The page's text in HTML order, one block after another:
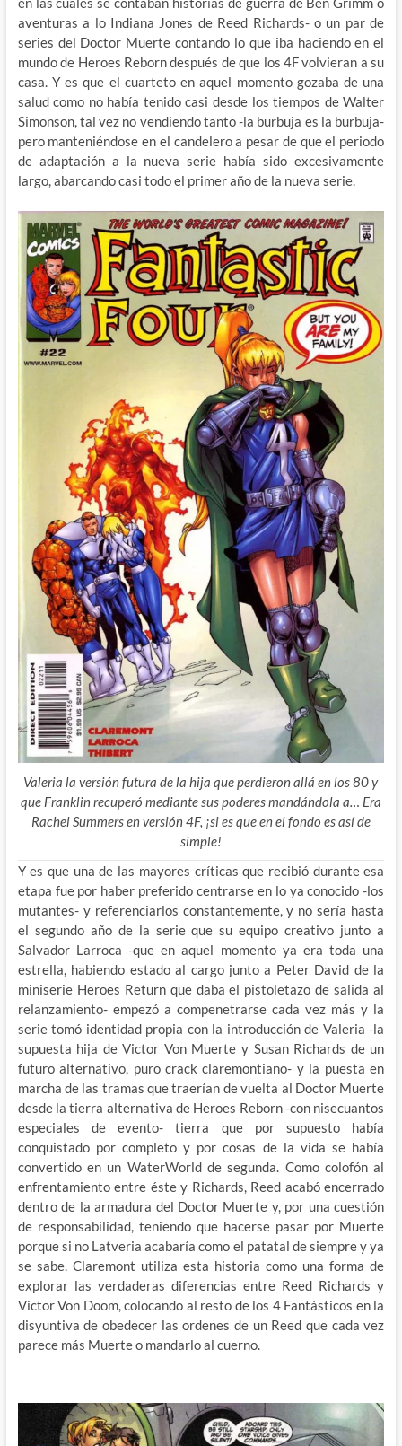
aventuras a lo Indiana Jones de Reed Richards- o un par de
series del Doctor Muerte contando lo que iba haciendo en el
mundo de Heroes Reborn después de que los 4F volvieran a su
casa. Y es que el cuarteto en aquel momento gozaba de una
salud como no había tenido casi desde los tiempos de Walter
Simonson, tal vez no vendiendo tanto -la burbuja es la burbuja-
pero manteniéndose en el candelero a pesar de que el periodo
de adaptación a la nueva serie había sido excesivamente
largo, abarcando casi todo el primer año de la nueva serie.
Valeria la versión futura de la hija que perdieron allá en los 80 y
que Franklin recuperó mediante sus poderes mandándola a… Era
Rachel Summers en versión 4F, ¡si es que en el fondo es así de
simple!
Y es que una de las mayores críticas que recibió durante esa
etapa fue por haber preferido centrarse en lo ya conocido -los
mutantes- y referenciarlos constantemente, y no sería hasta
el segundo año de la serie que su equipo creativo junto a
Salvador Larroca -que en aquel momento ya era toda una
estrella, habiendo estado al cargo junto a Peter David de la
miniserie Heroes Return que daba el pistoletazo de salida al
relanzamiento- empezó a compenetrarse cada vez más y la
serie tomó identidad propia con la introducción de Valeria -la
supuesta hija de Victor Von Muerte y Susan Richards de un
futuro alternativo, puro crack claremontiano- y la puesta en
marcha de las tramas que traerían de vuelta al Doctor Muerte
desde la tierra alternativa de Heroes Reborn -con nisecuantos
especiales de evento- tierra que por supuesto había
conquistado por completo y por cosas de la vida se había
convertido en un WaterWorld de segunda. Como colofón al
enfrentamiento entre éste y Richards, Reed acabó encerrado
dentro de la armadura del Doctor Muerte y, por una cuestión
de responsabilidad, teniendo que hacerse pasar por Muerte
porque si no Latveria acabaría como el patatal de siempre y ya
se sabe. Claremont utiliza esta historia como una forma de
explorar las verdaderas diferencias entre Reed Richards y
Victor Von Doom, colocando al resto de los 4 Fantásticos en la
disyuntiva de obedecer las ordenes de un Reed que cada vez
parece más Muerte o mandarlo al cuerno.